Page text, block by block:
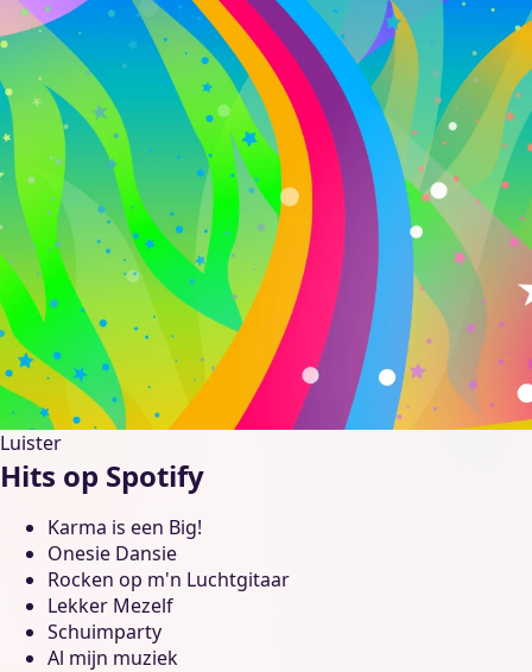
Luister
Hits op Spotify
Karma is een Big!
Onesie Dansie
Rocken op m'n Luchtgitaar
Lekker Mezelf
Schuimparty
Al mijn muziek